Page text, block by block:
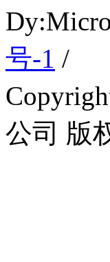
号-1 /
公司 版